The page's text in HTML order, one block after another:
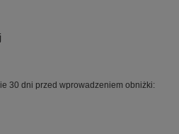
30 dni przed wprowadzeniem obniżki: